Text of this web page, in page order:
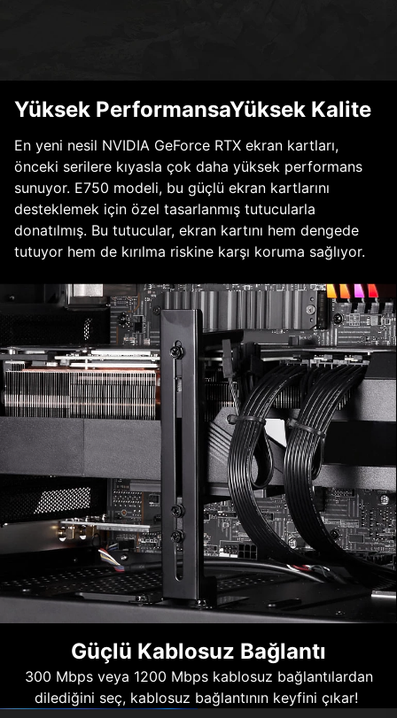
Yüksek PerformansaYüksek Kalite
En yeni nesil NVIDIA GeForce RTX ekran kartları,
önceki serilere kıyasla çok daha yüksek performans
sunuyor. E750 modeli, bu güçlü ekran kartlarını
desteklemek için özel tasarlanmış tutucularla
donatılmış. Bu tutucular, ekran kartını hem dengede
tutuyor hem de kırılma riskine karşı koruma sağlıyor.
Güçlü Kablosuz Bağlantı
300 Mbps veya 1200 Mbps kablosuz bağlantılardan
dilediğini seç, kablosuz bağlantının keyfini çıkar!